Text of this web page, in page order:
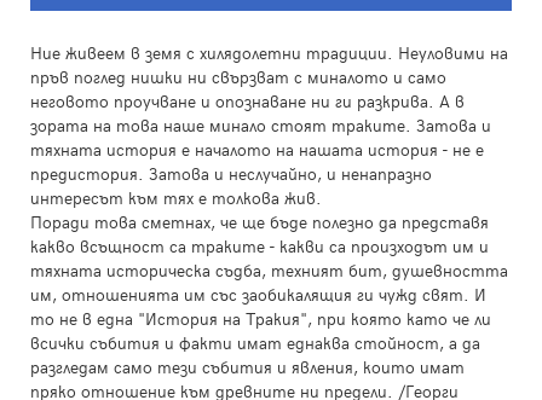
Ние живеем в земя с хилядолетни традиции. Неуловими на
пръв поглед нишки ни свързват с миналото и само
неговото проучване и опознаване ни ги разкрива. А в
зората на това наше минало стоят траките. Затова и
тяхната история е началото на нашата история - не е
предистория. Затова и неслучайно, и ненапразно
интересът към тях е толкова жив.
Поради това сметнах, че ще бъде полезно да представя
какво всъщност са траките - какви са произходът им и
тяхната историческа съдба, техният бит, душевността
им, отношенията им със заобикалящия ги чужд свят. И
то не в една "История на Тракия", при която като че ли
всички събития и факти имат еднаква стойност, а да
разгледам само тези събития и явления, които имат
пряко отношение към древните ни предели. /Георги